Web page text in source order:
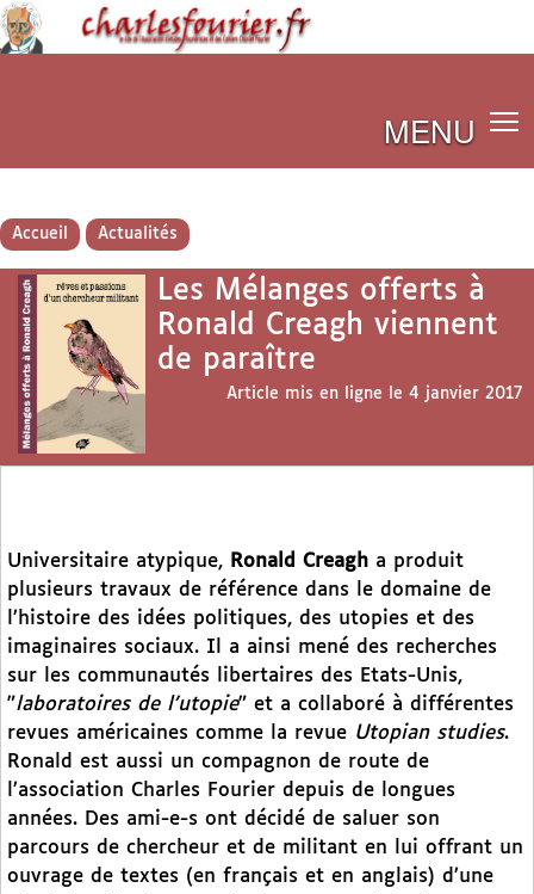
MENU
Accueil Actualités
Les Mélanges offerts à
Ronald Creagh viennent
de paraître
Article mis en ligne le 4 janvier 2017
Universitaire atypique, Ronald Creagh a produit
plusieurs travaux de référence dans le domaine de
l’histoire des idées politiques, des utopies et des
imaginaires sociaux. Il a ainsi mené des recherches
sur les communautés libertaires des Etats-Unis,
"laboratoires de l’utopie" et a collaboré à différentes
revues américaines comme la revue Utopian studies.
Ronald est aussi un compagnon de route de
l’association Charles Fourier depuis de longues
années. Des ami-e-s ont décidé de saluer son
parcours de chercheur et de militant en lui offrant un
ouvrage de textes (en français et en anglais) d’une